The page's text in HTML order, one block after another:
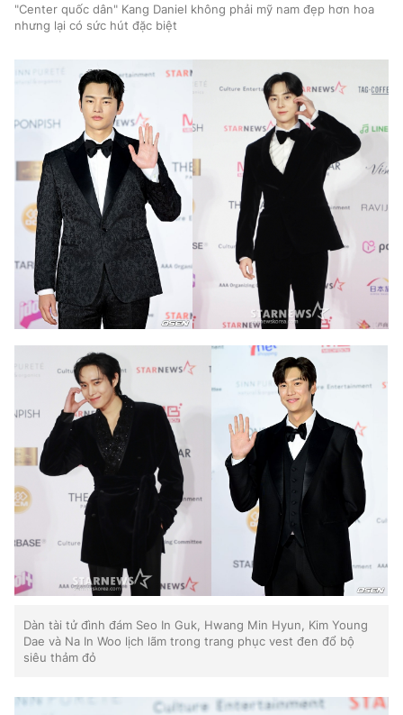
"Center quốc dân" Kang Daniel không phải mỹ nam đẹp hơn hoa
nhưng lại có sức hút đặc biệt
Dàn tài tử đình đám Seo In Guk, Hwang Min Hyun, Kim Young
Dae và Na In Woo lịch lãm trong trang phục vest đen đổ bộ
siêu thảm đỏ